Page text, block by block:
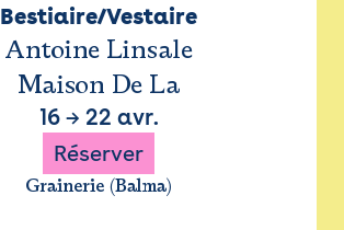
Bestiaire/Vestaire
Antoine Linsale
Maison De La
16→ 22 avr.
Réserver
Grainerie (Balma)